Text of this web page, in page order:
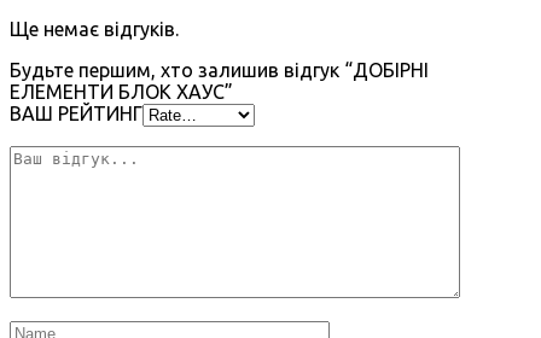
Ще немає відгуків.
Будьте першим, хто залишив відгук “ДОБІРНІ
ЕЛЕМЕНТИ БЛОК ХАУС”
ВАШ РЕЙТИНГ